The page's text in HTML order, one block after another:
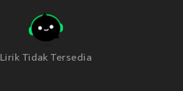
Lirik Tidak Tersedia